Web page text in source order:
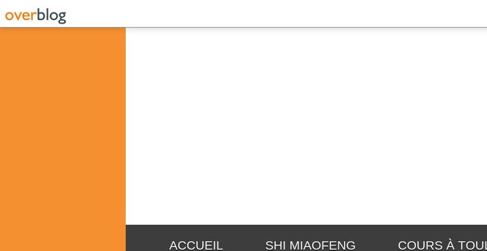
ACCUEIL SHI MIAOFENG COURS À